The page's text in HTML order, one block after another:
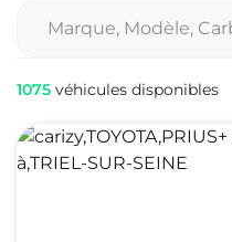
1075 véhicules disponibles